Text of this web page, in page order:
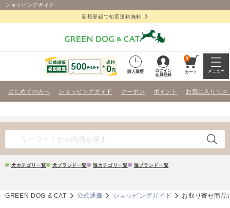
ショッピングガイド
新規登録で初回送料無料
購入履歴
ログイン
会員登録
0
カート メニュー
はじめての方へ ショッピングガイド クーポン ポイント お気に入りリス
犬カテゴリ一覧 犬ブランド一覧 猫カテゴリ一覧 猫ブランド一覧
GREEN DOG & CAT 公式通販 ショッピングガイド お取り寄せ商品